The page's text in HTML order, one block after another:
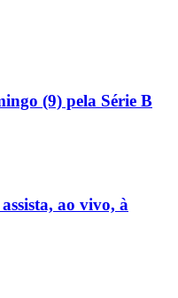
(9) pela Série B
ao vivo, à